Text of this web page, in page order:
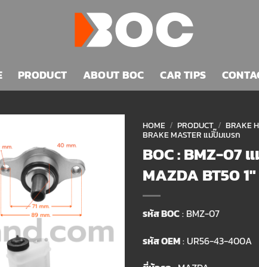
PRODUCT ABOUT BOC CAR TIPS
HOME / PRODUCT / BRAKE
BRAKE MASTER แม่ปั๊มเบรก
BOC : BMZ-07
MAZDA BT50 1″
รหัส BOC: BMZ-07
รหัส OEM: UR56-43-400A